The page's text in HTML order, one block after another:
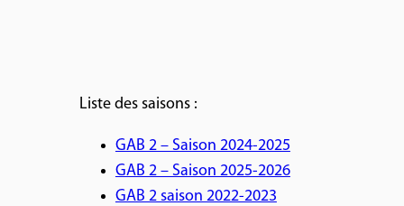
Liste des saisons :
GAB 2 – Saison 2024-2025
GAB 2 – Saison 2025-2026
GAB 2 saison 2022-2023